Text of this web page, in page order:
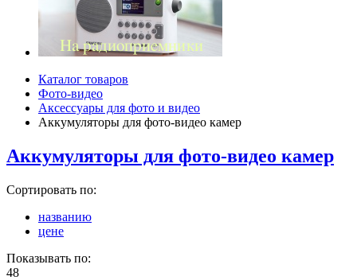
Каталог товаров
Фото-видео
Аксессуары для фото и видео
Аккумуляторы для фото-видео камер
Аккумуляторы для фото-видео камер
Сортировать по:
названию
цене
Показывать по:
48